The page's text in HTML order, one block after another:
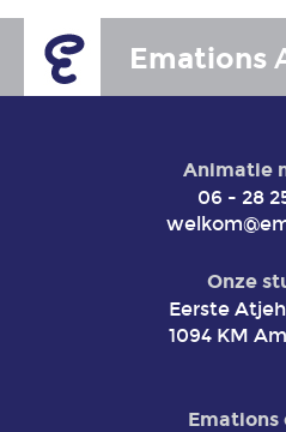
Emations
Animatie
06 - 28
Onze
Eerste
1094 KM
Emations